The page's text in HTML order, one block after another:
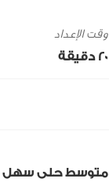
وقت الإعداد
20 ‎دقيقة
متوسط حلى سهل